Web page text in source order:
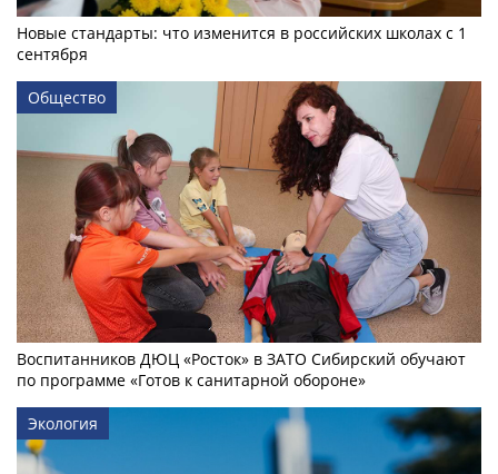
Новые стандарты: что изменится в российских школах с 1
сентября
Общество
Воспитанников ДЮЦ «Росток» в ЗАТО Сибирский обучают
по программе «Готов к санитарной обороне»
Экология